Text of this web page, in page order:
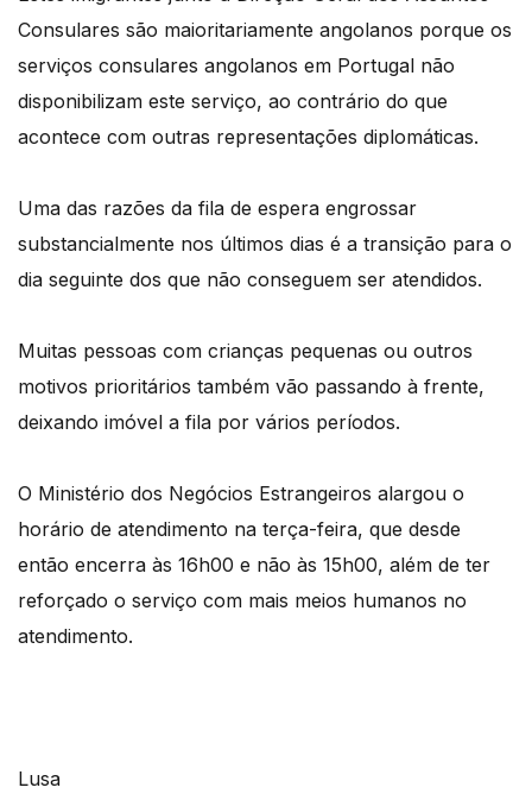
Consulares são maioritariamente angolanos porque os
serviços consulares angolanos em Portugal não
disponibilizam este serviço, ao contrário do que
acontece com outras representações diplomáticas.
Uma das razões da fila de espera engrossar
substancialmente nos últimos dias é a transição para o
dia seguinte dos que não conseguem ser atendidos.
Muitas pessoas com crianças pequenas ou outros
motivos prioritários também vão passando à frente,
deixando imóvel a fila por vários períodos.
O Ministério dos Negócios Estrangeiros alargou o
horário de atendimento na terça-feira, que desde
então encerra às 16h00 e não às 15h00, além de ter
reforçado o serviço com mais meios humanos no
atendimento.
Lusa